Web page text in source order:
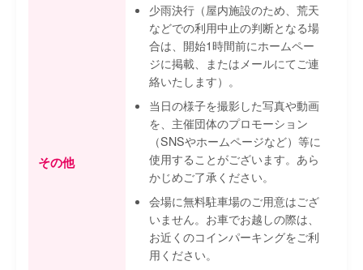
その他
少雨決行（屋内施設のため、荒天
などでの利用中止の判断となる場
合は、開始1時間前にホームペー
ジに掲載、またはメールにてご連
絡いたします）。
当日の様子を撮影した写真や動画
を、主催団体のプロモーション
（SNSやホームページなど）等に
使用することがございます。あら
かじめご了承ください。
会場に無料駐車場のご用意はござ
いません。お車でお越しの際は、
お近くのコインパーキングをご利
用ください。